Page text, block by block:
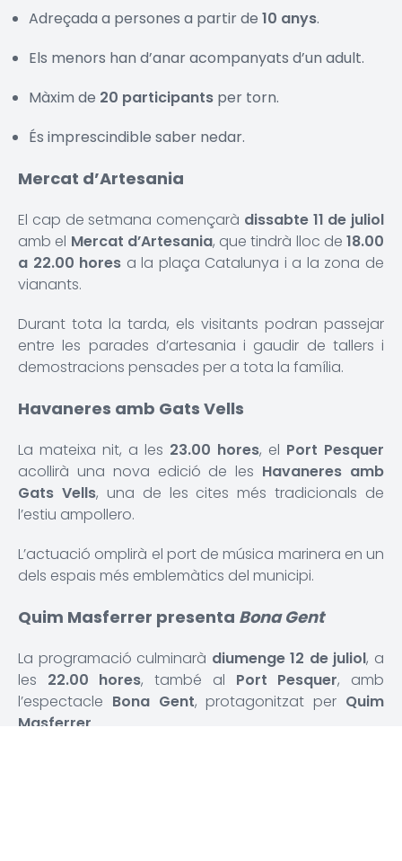
Adreçada a persones a partir de 10 anys.
Els menors han d’anar acompanyats d’un adult.
Màxim de 20 participants per torn.
És imprescindible saber nedar.
Mercat d’Artesania
El cap de setmana començarà dissabte 11 de juliol
amb el Mercat d’Artesania, que tindrà lloc de 18.00
a 22.00 hores a la plaça Catalunya i a la zona de
vianants.
Durant tota la tarda, els visitants podran passejar
entre les parades d’artesania i gaudir de tallers i
demostracions pensades per a tota la família.
Havaneres amb Gats Vells
La mateixa nit, a les 23.00 hores, el Port Pesquer
acollirà una nova edició de les Havaneres amb
Gats Vells, una de les cites més tradicionals de
l’estiu ampollero.
L’actuació omplirà el port de música marinera en un
dels espais més emblemàtics del municipi.
Quim Masferrer presenta Bona Gent
La programació culminarà diumenge 12 de juliol, a
les 22.00 hores, també al Port Pesquer, amb
l’espectacle Bona Gent, protagonitzat per Quim
Masferrer